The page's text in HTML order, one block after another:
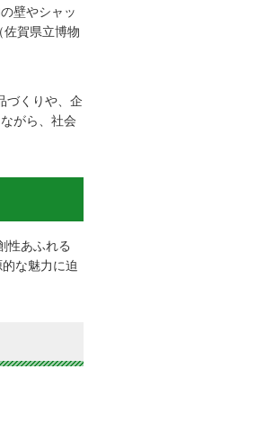
壁やシャッ
賀県立博物
づくりや、企
がら、社会
性あふれる
な魅力に迫